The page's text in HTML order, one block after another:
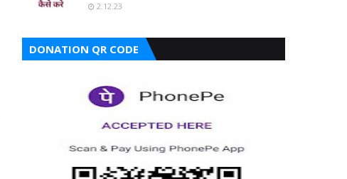
2.12.23
DONATION QR CODE